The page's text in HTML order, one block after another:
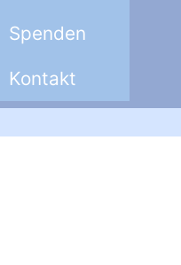
Spenden
Kontakt